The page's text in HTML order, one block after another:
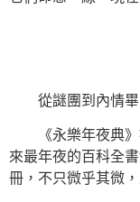
從謎團到內情
《永樂年夜典
來最年夜的百科全
冊，不只微乎其微